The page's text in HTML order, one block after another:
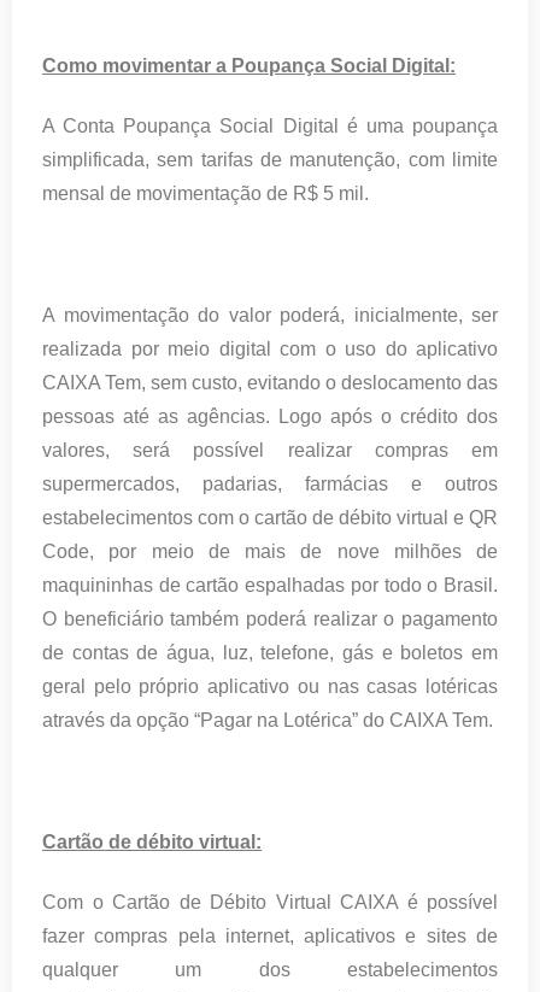
Como movimentar a Poupança Social Digital:
A Conta Poupança Social Digital é uma poupança
simplificada, sem tarifas de manutenção, com limite
mensal de movimentação de R$ 5 mil.
A movimentação do valor poderá, inicialmente, ser
realizada por meio digital com o uso do aplicativo
CAIXA Tem, sem custo, evitando o deslocamento das
pessoas até as agências. Logo após o crédito dos
valores, será possível realizar compras em
supermercados, padarias, farmácias e outros
estabelecimentos com o cartão de débito virtual e QR
Code, por meio de mais de nove milhões de
maquininhas de cartão espalhadas por todo o Brasil.
O beneficiário também poderá realizar o pagamento
de contas de água, luz, telefone, gás e boletos em
geral pelo próprio aplicativo ou nas casas lotéricas
através da opção “Pagar na Lotérica” do CAIXA Tem.
Cartão de débito virtual:
Com o Cartão de Débito Virtual CAIXA é possível
fazer compras pela internet, aplicativos e sites de
qualquer um dos estabelecimentos